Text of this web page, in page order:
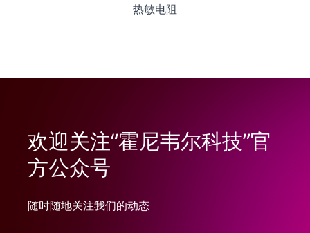
热敏电阻
欢迎关注“霍尼韦尔科技”官
方公众号
随时随地关注我们的动态